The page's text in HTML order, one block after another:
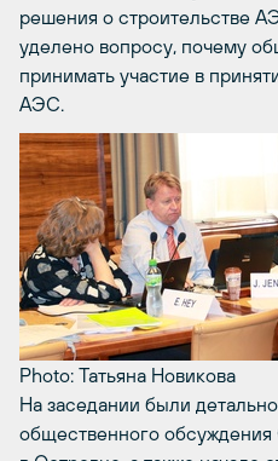
решения о строительстве
уделено вопросу, почему
принимать участие в
АЭС.
Photo: Татьяна Новикова
На заседании были
общественного